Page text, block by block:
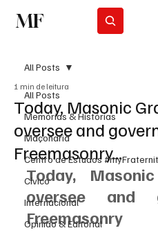
MF
All Posts
Memórias & Histórias
Maçonaria
Centro de Estudos
Cívico
Internacional
Opinião & Editorial
All Posts
Today, Masonic
oversee and
Freemasonry...
1 min de leitura
Today,
oversee and
Freemasonry